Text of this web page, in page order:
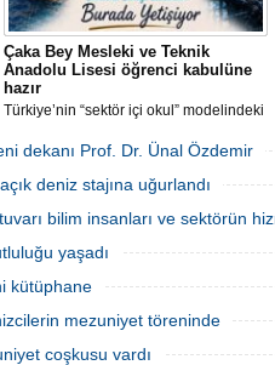
Çaka Bey Mesleki ve Teknik
Anadolu Lisesi öğrenci kabulüne
hazır
Türkiye’nin “sektör içi okul” modelindeki
Bakanlığı Çaka Bey Mesleki ve Teknik
etmeye hazırlanıyor.
dekanı Prof. Dr. Ünal Özdemir
deniz stajına uğurlandı
bilim insanları ve sektörün
yaşadı
kütüphane
mezuniyet töreninde
coşkusu vardı